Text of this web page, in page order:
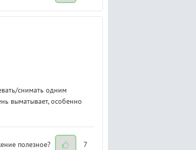
снимать одним
выматывает, особенно
полезное? 7